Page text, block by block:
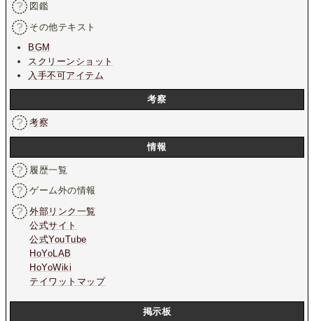
図鑑
その他テキスト
BGM
スクリーンショット
入手不可アイテム
考察
考察
情報
履歴一覧
ゲーム外の情報
外部リンク一覧
公式サイト
公式YouTube
HoYoLAB
HoYoWiki
テイワットマップ
掲示板